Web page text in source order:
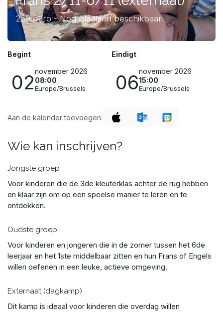
259 euro - Nog plaatsen beschikbaar
Begint
02
november 2026
08:00
Europe/Brussels
Eindigt
06
november 2026
15:00
Europe/Brussels
Aan de kalender toevoegen:
Wie kan inschrijven?
Jongste groep
Voor kinderen die de 3de kleuterklas achter de rug hebben
en klaar zijn om op een speelse manier te leren en te
ontdekken.
Oudste groep
Voor kinderen en jongeren die in de zomer tussen het 6de
leerjaar en het 1ste middelbaar zitten en hun Frans of Engels
willen oefenen in een leuke, actieve omgeving.
Externaat (dagkamp)
Dit kamp is ideaal voor kinderen die overdag willen